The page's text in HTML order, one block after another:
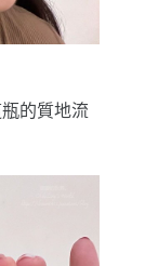
的質地流